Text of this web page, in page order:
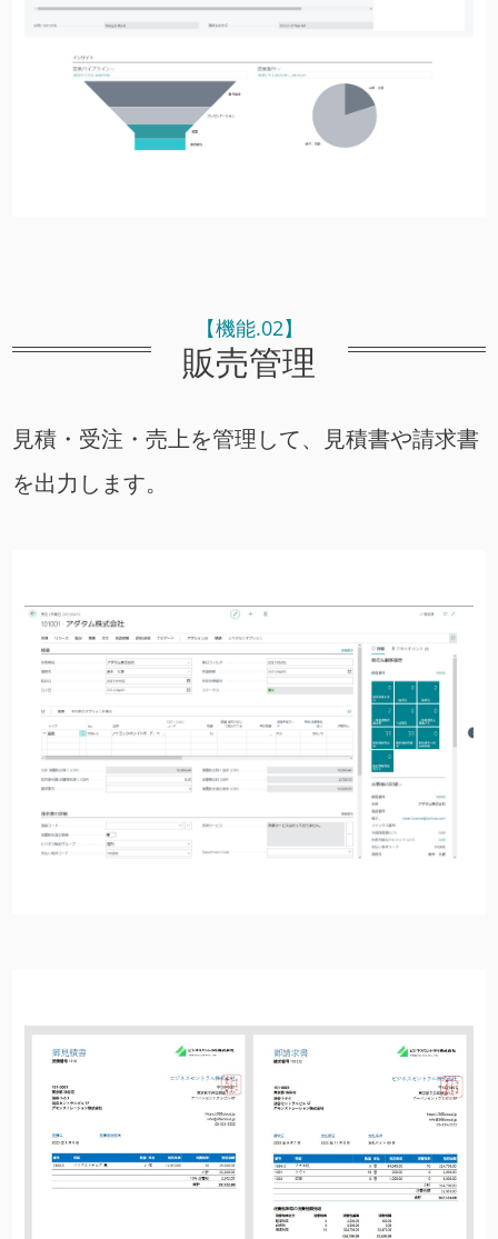
【機能.02】
販売管理
見積・受注・売上を管理して、見積書や請求書
を出力します。